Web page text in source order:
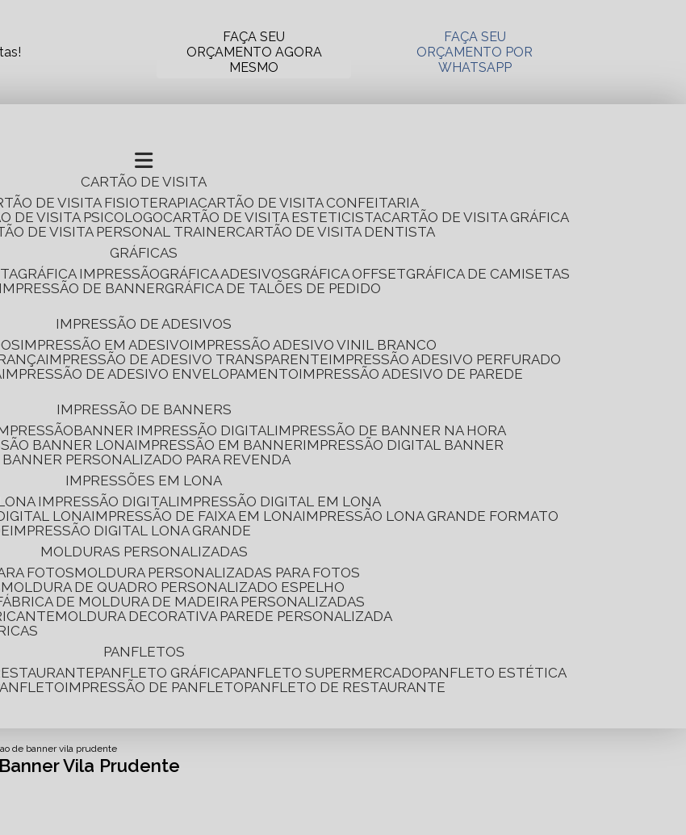
FAÇA SEU
ORÇAMENTO AGORA
MESMO
FAÇA SEU
ORÇAMENTO POR
WHATSAPP
CARTÃO DE VISITA
DE VISITA FISIOTERAPIA CARTÃO DE VISITA CONFEITARIA
DE VISITA PSICOLOGO CARTÃO DE VISITA ESTETICISTA CARTÃO DE VISITA GRÁFICA
DE VISITA PERSONAL TRAINER CARTÃO DE VISITA DENTISTA
GRÁFICAS
GRÁFICA IMPRESSÃO GRÁFICA ADESIVOS GRÁFICA OFFSET
GRÁFICA DE CAMISETAS
IMPRESSÃO DE BANNER
GRÁFICA DE TALÕES DE PEDIDO
IMPRESSÃO DE ADESIVOS
IMPRESSÃO EM ADESIVO IMPRESSÃO ADESIVO VINIL BRANCO
IMPRESSÃO DE ADESIVO TRANSPARENTE IMPRESSÃO ADESIVO PERFURADO
IMPRESSÃO DE ADESIVO ENVELOPAMENTO IMPRESSÃO ADESIVO DE PAREDE
IMPRESSÃO DE BANNERS
BANNER IMPRESSÃO DIGITAL IMPRESSÃO DE BANNER NA HORA
BANNER LONA IMPRESSÃO EM BANNER IMPRESSÃO DIGITAL BANNER
BANNER PERSONALIZADO PARA REVENDA
IMPRESSÕES EM LONA
LONA IMPRESSÃO DIGITAL IMPRESSÃO DIGITAL EM LONA
LONA IMPRESSÃO DE FAIXA EM LONA IMPRESSÃO LONA GRANDE FORMATO
IMPRESSÃO DIGITAL LONA GRANDE
MOLDURAS PERSONALIZADAS
FOTOS
MOLDURA PERSONALIZADAS PARA FOTOS
MOLDURA DE QUADRO PERSONALIZADO ESPELHO
FÁBRICA DE MOLDURA DE MADEIRA PERSONALIZADAS
MOLDURA DECORATIVA PAREDE PERSONALIZADA
PANFLETOS
PANFLETO GRÁFICA PANFLETO SUPERMERCADO PANFLETO ESTÉTICA
IMPRESSÃO DE PANFLETO PANFLETO DE RESTAURANTE
de banner vila prudente
Vila Prudente